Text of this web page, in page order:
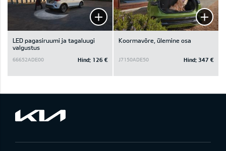
LED pagasiruumi ja tagaluugi
valgustus
66652ADE00 Hind: 126 €
Koormavõre, ülemine osa
J7150ADE50 Hind: 347 €